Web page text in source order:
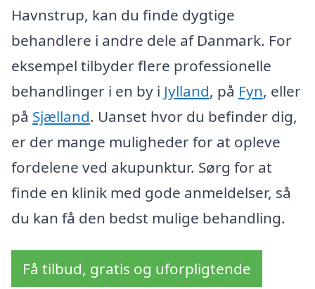
Havnstrup, kan du finde dygtige
behandlere i andre dele af Danmark. For
eksempel tilbyder flere professionelle
behandlinger i en by i Jylland, på Fyn, eller
på Sjælland. Uanset hvor du befinder dig,
er der mange muligheder for at opleve
fordelene ved akupunktur. Sørg for at
finde en klinik med gode anmeldelser, så
du kan få den bedst mulige behandling.
Få tilbud, gratis og uforpligtende